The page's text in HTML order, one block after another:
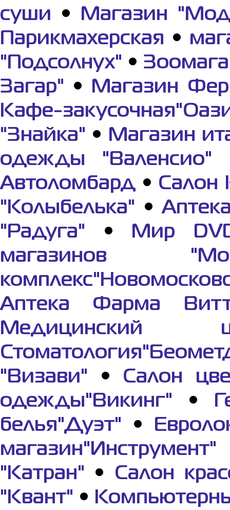
суши •
Магазин
Парикмахерская •
"Подсолнух" •
Загар" •
Магазин
Кафе-
"Знайка" •
Магазин
одежды "Валенсио"
Автоломбард • Салон
"Колыбелька" •
"Радуга" •
Мир
магазинов
Аптека Фарма
Медицинский
"Визави" • Салон
одежды"Викинг" •
белья"Дуэт" •
магазин"Инструмент"
"Катран" • Салон
"Квант" •